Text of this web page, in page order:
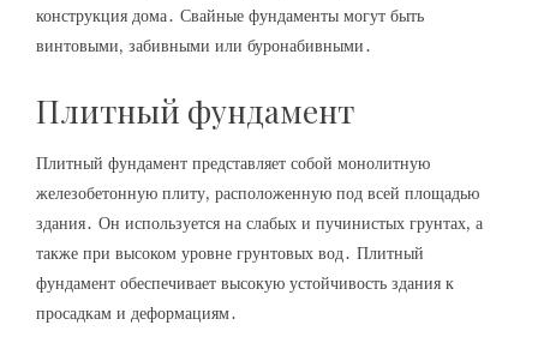
конструкция дома․ Свайные фундаменты могут быть
винтовыми, забивными или буронабивными․
Плитный фундамент
Плитный фундамент представляет собой монолитную
железобетонную плиту, расположенную под всей площадью
здания․ Он используется на слабых и пучинистых грунтах, а
также при высоком уровне грунтовых вод․ Плитный
фундамент обеспечивает высокую устойчивость здания к
просадкам и деформациям․